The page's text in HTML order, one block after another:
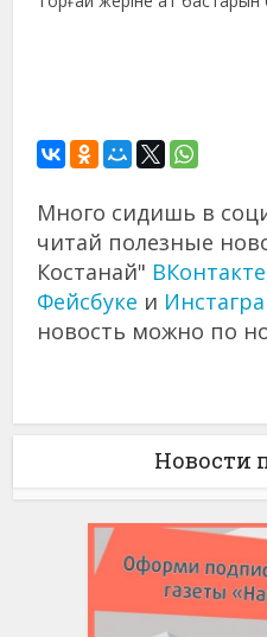
Много сидишь в
читай полезные
Костанай" ВКонтакте
Фейсбуке и
новость можно по
Новости